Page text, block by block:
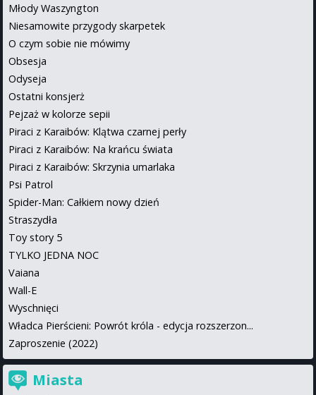
Młody Waszyngton
Niesamowite przygody skarpetek
O czym sobie nie mówimy
Obsesja
Odyseja
Ostatni konsjerż
Pejzaż w kolorze sepii
Piraci z Karaibów: Klątwa czarnej perły
Piraci z Karaibów: Na krańcu świata
Piraci z Karaibów: Skrzynia umarlaka
Psi Patrol
Spider-Man: Całkiem nowy dzień
Straszydła
Toy story 5
TYLKO JEDNA NOC
Vaiana
Wall-E
Wyschnięci
Władca Pierścieni: Powrót króla - edycja rozszerzon...
Zaproszenie (2022)
Miasta